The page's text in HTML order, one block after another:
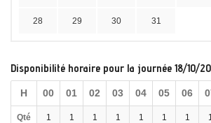
28 29 30 31
Disponibilité horaire pour la journée 18/10/
H 00 01 02 03 04 05 06
Qté 1 1 1 1 1 1 1